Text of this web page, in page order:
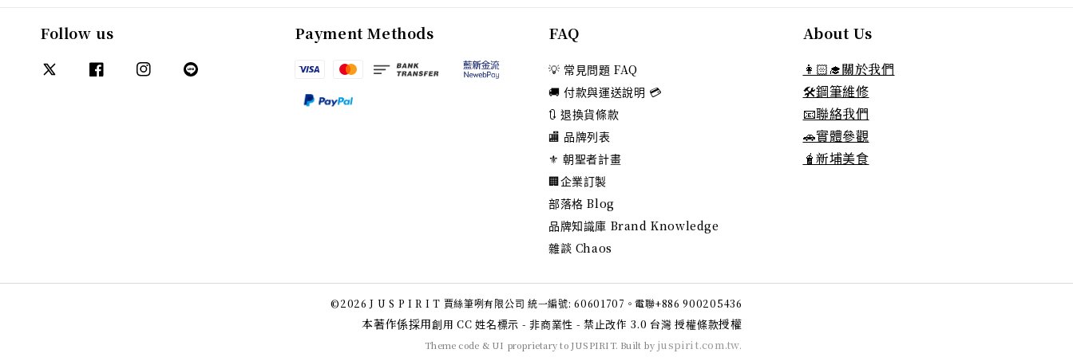
Follow us Payment Methods FAQ
💡 常見問題 FAQ
🚚 付款與運送說明 💳
🔃 退換貨條款
🏬 品牌列表
⚜️ 朝聖者計畫
🏢企業訂製
部落格 Blog
品牌知識庫 Brand Knowledge
雜談 Chaos
About Us
👩🏻‍🎓關於我們
🛠️鋼筆維修
📧聯絡我們
🚗實體參觀
🧋新埔美食
©2026 J U S P I R I T 賈絲筆咧有限公司 統一編號: 60601707。電聯+886 900205436
本著作係採用創用 CC 姓名標示 - 非商業性 - 禁止改作 3.0 台灣 授權條款授權
Theme code & UI proprietary to JUSPIRIT. Built by juspirit.com.tw.